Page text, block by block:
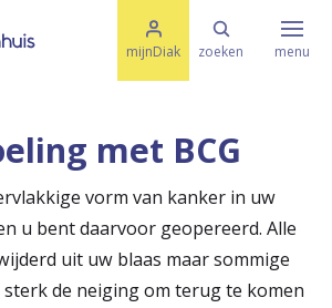
mijnDiak zoeken
M
e
e
menu
Aandoeningen
met BCG
vorm van kanker in uw
u bent daarvoor geopereerd. Alle
uit uw blaas maar sommige
de neiging om terug te komen